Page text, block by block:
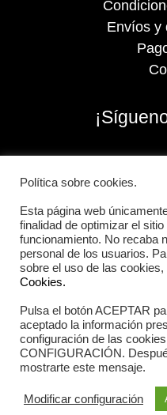
Envíos y
2026 Iberian
Política sobre cookies.
Esta página web
finalidad de optimizar el
funcionamiento. No recaba
personal de los usuarios.
sobre el uso de las
Cookies.
Pulsa el botón ACEPTAR
aceptado la información
configuración de las
CONFIGURACIÓN.
mostrarte este mensaje.
Modificar configuración